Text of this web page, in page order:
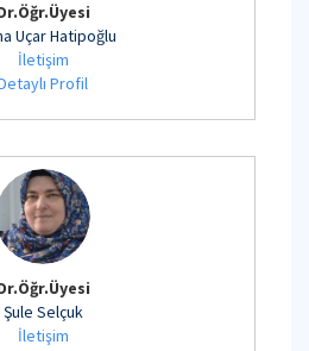
Uçar Hatipoğlu
İletişim
Profil
Şule Selçuk
İletişim